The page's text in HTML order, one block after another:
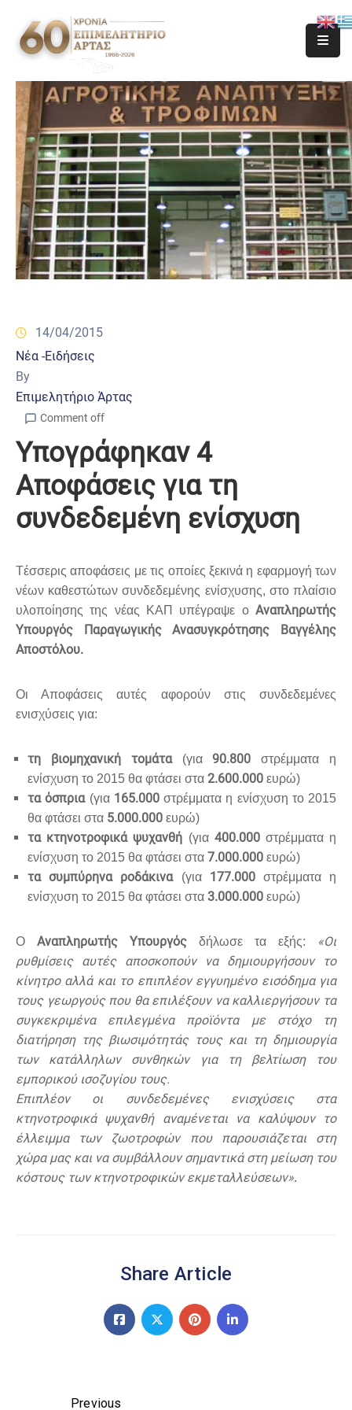
14/04/2015
Νέα -Ειδήσεις
By
Επιμελητήριο Άρτας
Comment off
Υπογράφηκαν 4
Αποφάσεις για τη
συνδεδεμένη ενίσχυση
Tέσσερις αποφάσεις με τις οποίες ξεκινά η εφαρμογή των
νέων καθεστώτων συνδεδεμένης ενίσχυσης, στο πλαίσιο
υλοποίησης της νέας ΚΑΠ υπέγραψε oΑναπληρωτής
Υπουργός Παραγωγικής Ανασυγκρότησης Βαγγέλης
Αποστόλου.
Οι Αποφάσεις αυτές αφορούν στις συνδεδεμένες
ενισχύσεις για:
τη βιομηχανική τομάτα(για90.800 στρέμματα η
ενίσχυση το 2015 θα φτάσει στα 2.600.000 ευρώ)
τα όσπρια(για 165.000στρέμματα η ενίσχυση το 2015
θα φτάσει στα 5.000.000 ευρώ)
τα κτηνοτροφικά ψυχανθή (για400.000στρέμματα η
ενίσχυση το 2015 θα φτάσει στα 7.000.000 ευρώ)
τα συμπύρηνα ροδάκινα(για 177.000στρέμματα η
ενίσχυση το 2015 θα φτάσει στα 3.000.000 ευρώ)
Ο Αναπληρωτής Υπουργός δήλωσε τα εξής:
«Οι
ρυθμίσεις αυτές αποσκοπούν να δημιουργήσουν το
κίνητρο αλλά και το επιπλέον εγγυημένο εισόδημα για
τους γεωργούς που θα επιλέξουν να καλλιεργήσουν τα
συγκεκριμένα επιλεγμένα προϊόντα με στόχο τη
διατήρηση της βιωσιμότητάς τους και τη δημιουργία
των κατάλληλων συνθηκών για τη βελτίωση του
εμπορικού ισοζυγίου τους.
Επιπλέον οι συνδεδεμένες ενισχύσεις στα
κτηνοτροφικά ψυχανθή αναμένεται να καλύψουν το
έλλειμμα των ζωοτροφών που παρουσιάζεται στη
χώρα μας και να συμβάλλουν σημαντικά στη μείωση του
κόστους των κτηνοτροφικών εκμεταλλεύσεων».
Share Article
Previous